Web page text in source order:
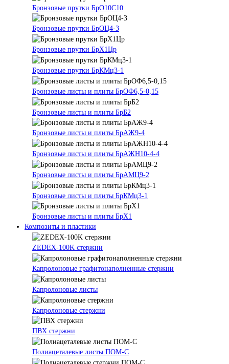
Бронзовые прутки БрО10С10
Бронзовые прутки БрОЦ4-3
Бронзовые прутки БрХ1Цр
Бронзовые прутки БрКМц3-1
Бронзовые листы и плиты БрОФ6,5-0,15
Бронзовые листы и плиты БрБ2
Бронзовые листы и плиты БрАЖ9-4
Бронзовые листы и плиты БрАЖН10-4-4
Бронзовые листы и плиты БрАМЦ9-2
Бронзовые листы и плиты БрКМц3-1
Бронзовые листы и плиты БрХ1
Композиты и пластики
ZEDEX-100K стержни
Капролоновые графитонаполненные стержни
Капролоновые листы
Капролоновые стержни
ПВХ стержни
Полиацеталевые листы ПОМ-С